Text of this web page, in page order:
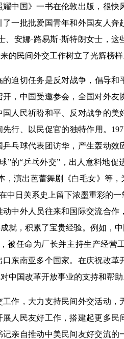
中国》一书在伦敦出版，很快
一批批爱国青年和外国友人奔
、安娜·路易斯·斯特朗女士，
的民间外交工作树立了光辉榜样
切任务是反对战争，倡导和
，中国受邀参会，全国对外友
人民祈盼和平、反对战争的美
行、以民促官的独特作用。
乓球代表团访华，产生轰动效
”的“乒乓外交”，出人意料地
，演出芭蕾舞剧《白毛女》等
中日关系史上留下浓墨重彩的
中外人员往来和国际交流合
就，积累了宝贵经验。例如，
被任命为厂长并主持生产经营
东南亚多个国家。在庆祝改革
中国改革开放事业的支持和帮助
，大力支持民间外交活动，
人民友好工作，搭建起更多民
亲自推动中美民间友好交流